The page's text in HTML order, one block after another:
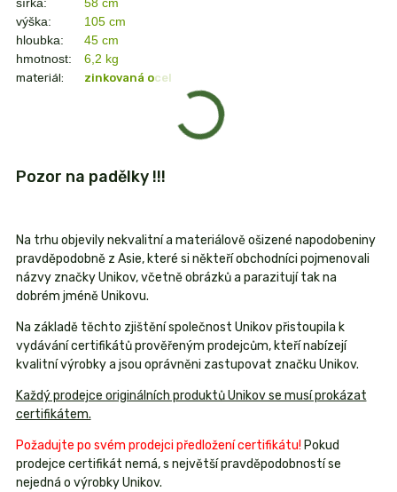
šířka:
58 cm
výška:
105 cm
hloubka:
45 cm
hmotnost:
6,2 kg
materiál: zinkovaná ocel
Pozor na padělky !!!
Na trhu objevily nekvalitní a materiálově ošizené napodobeniny
pravděpodobně z Asie, které si někteří obchodníci pojmenovali
názvy značky Unikov, včetně obrázků a parazitují tak na
dobrém jméně Unikovu.
Na základě těchto zjištění společnost Unikov přistoupila k
vydávání certifikátů prověřeným prodejcům, kteří nabízejí
kvalitní výrobky a jsou oprávněni zastupovat značku Unikov.
Každý prodejce originálních produktů Unikov se musí prokázat
certifikátem.
Požadujte po svém prodejci předložení certifikátu! Pokud
prodejce certifikát nemá, s největší pravděpodobností se
nejedná o výrobky Unikov.